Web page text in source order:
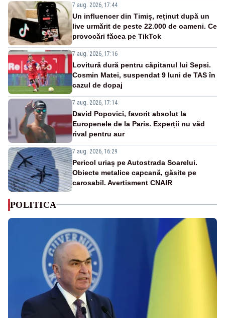
7 aug. 2026, 17:44
Un influencer din Timiș, reținut după un
live urmărit de peste 22.000 de oameni. Ce
provocări făcea pe TikTok
7 aug. 2026, 17:16
Lovitură dură pentru căpitanul lui Sepsi.
Cosmin Matei, suspendat 9 luni de TAS în
cazul de dopaj
7 aug. 2026, 17:14
David Popovici, favorit absolut la
Europenele de la Paris. Experții nu văd
rival pentru aur
7 aug. 2026, 16:29
Pericol uriaș pe Autostrada Soarelui.
Obiecte metalice capcană, găsite pe
carosabil. Avertisment CNAIR
POLITICA